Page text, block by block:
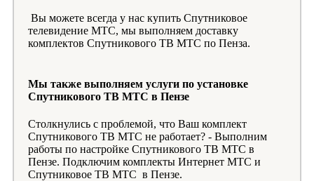
Вы можете всегда у нас купить Спутниковое
телевидение МТС, мы выполняем доставку
комплектов Спутникового ТВ МТС по Пенза.
Мы также выполняем услуги по установке
Спутникового ТВ МТС в Пензе
Столкнулись с проблемой, что Ваш комплект
Спутникового ТВ МТС не работает? - Выполним
работы по настройке Спутникового ТВ МТС в
Пензе. Подключим комплекты Интернет МТС и
Спутниковое ТВ МТС в Пензе.